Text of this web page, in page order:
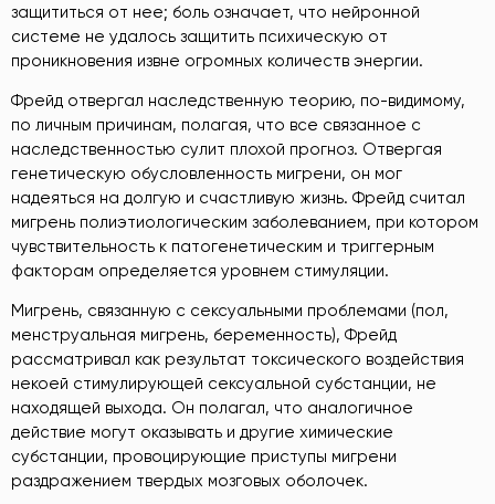
защититься от нее; боль означает, что нейронной
системе не удалось защитить психическую от
проникновения извне огромных количеств энергии.
Фрейд отвергал наследственную теорию, по-видимому,
по личным причинам, полагая, что все связанное с
наследственностью сулит плохой прогноз. Отвергая
генетическую обусловленность мигрени, он мог
надеяться на долгую и счастливую жизнь. Фрейд считал
мигрень полиэтиологическим заболеванием, при котором
чувствительность к патогенетическим и триггерным
факторам определяется уровнем стимуляции.
Мигрень, связанную с сексуальными проблемами (пол,
менструальная мигрень, беременность), Фрейд
рассматривал как результат токсического воздействия
некоей стимулирующей сексуальной субстанции, не
находящей выхода. Он полагал, что аналогичное
действие могут оказывать и другие химические
субстанции, провоцирующие приступы мигрени
раздражением твердых мозговых оболочек.